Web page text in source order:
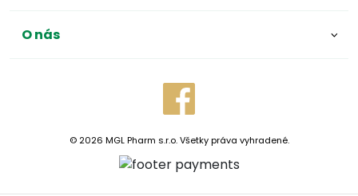
O nás
© 2026 MGL Pharm s.r.o. Všetky práva vyhradené.